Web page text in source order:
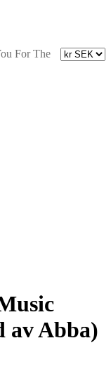
For The
av Abba)